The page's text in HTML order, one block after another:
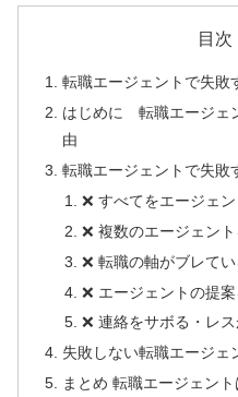
目次
転職エージェントで失敗
はじめに 転職エージェ
由
転職エージェントで失敗
❌ すべてをエージェ
❌ 複数のエージェン
❌ 転職の軸がブレてい
❌ エージェントの提
❌ 連絡をサボる・レ
失敗しない転職エージェ
まとめ 転職エージェン